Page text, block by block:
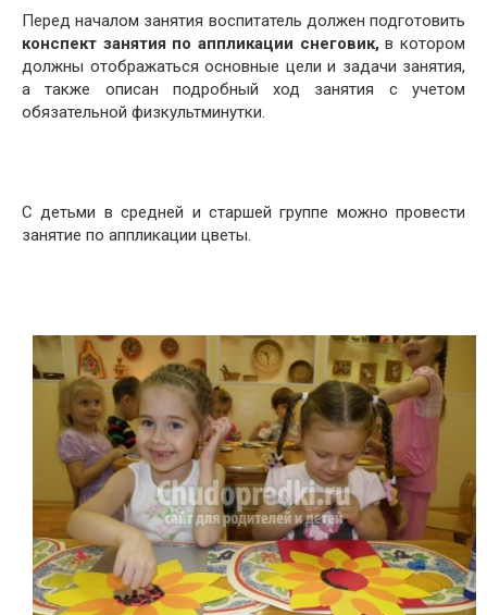
Перед началом занятия воспитатель должен подготовить
конспект занятия по аппликации снеговик,в котором
должны отображаться основные цели и задачи занятия,
а также описан подробный ход занятия с учетом
обязательной физкультминутки.
С детьми в средней и старшей группе можно провести
занятие по аппликации цветы.